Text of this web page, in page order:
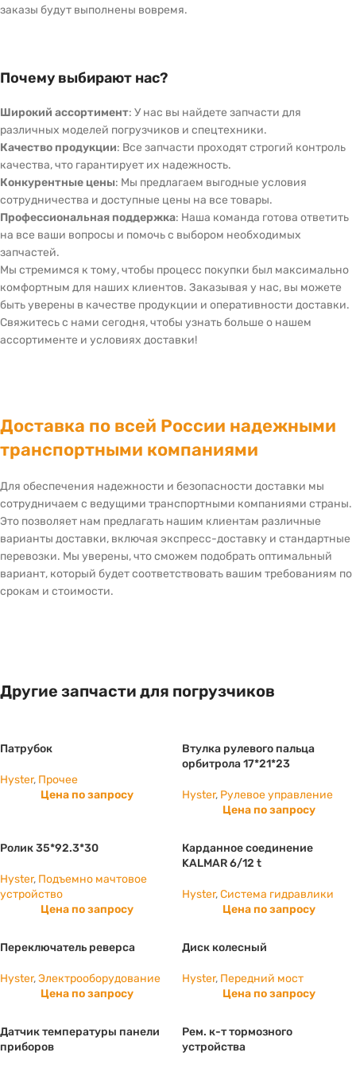
заказы будут выполнены вовремя.
Почему выбирают нас?
Широкий ассортимент: У нас вы найдете запчасти для
различных моделей погрузчиков и спецтехники.
Качество продукции: Все запчасти проходят строгий контроль
качества, что гарантирует их надежность.
Конкурентные цены: Мы предлагаем выгодные условия
сотрудничества и доступные цены на все товары.
Профессиональная поддержка: Наша команда готова ответить
на все ваши вопросы и помочь с выбором необходимых
запчастей.
Мы стремимся к тому, чтобы процесс покупки был максимально
комфортным для наших клиентов. Заказывая у нас, вы можете
быть уверены в качестве продукции и оперативности доставки.
Свяжитесь с нами сегодня, чтобы узнать больше о нашем
ассортименте и условиях доставки!
Доставка по всей России надежными
транспортными компаниями
Для обеспечения надежности и безопасности доставки мы
сотрудничаем с ведущими транспортными компаниями страны.
Это позволяет нам предлагать нашим клиентам различные
варианты доставки, включая экспресс-доставку и стандартные
перевозки. Мы уверены, что сможем подобрать оптимальный
вариант, который будет соответствовать вашим требованиям по
срокам и стоимости.
Другие запчасти для погрузчиков
Патрубок
Hyster, Прочее
Цена по запросу
Втулка рулевого пальца
орбитрола 17*21*23
Hyster, Рулевое управление
Цена по запросу
Ролик 35*92.3*30
Hyster, Подъемно мачтовое
устройство
Цена по запросу
Карданное соединение
KALMAR 6/12 t
Hyster,Система гидравлики
Цена по запросу
Переключатель реверса
Hyster,Электрооборудование
Цена по запросу
Диск колесный
Hyster, Передний мост
Цена по запросу
Датчик температуры панели
приборов
Рем. к-т тормозного
устройства